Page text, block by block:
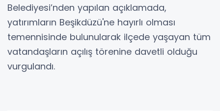
Belediyesi’nden yapılan açıklamada,
yatırımların Beşikdüzü'ne hayırlı olması
temennisinde bulunularak ilçede yaşayan tüm
vatandaşların açılış törenine davetli olduğu
vurgulandı.